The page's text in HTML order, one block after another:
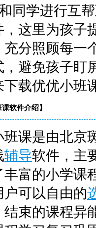
同学进行互
，这里为孩子
充分照顾每一
，避免孩子盯
下载优优小班
课软件介绍】
班课是由北京
辅导软件，主
丰富的小学课
户可以自由的
结束的课程异